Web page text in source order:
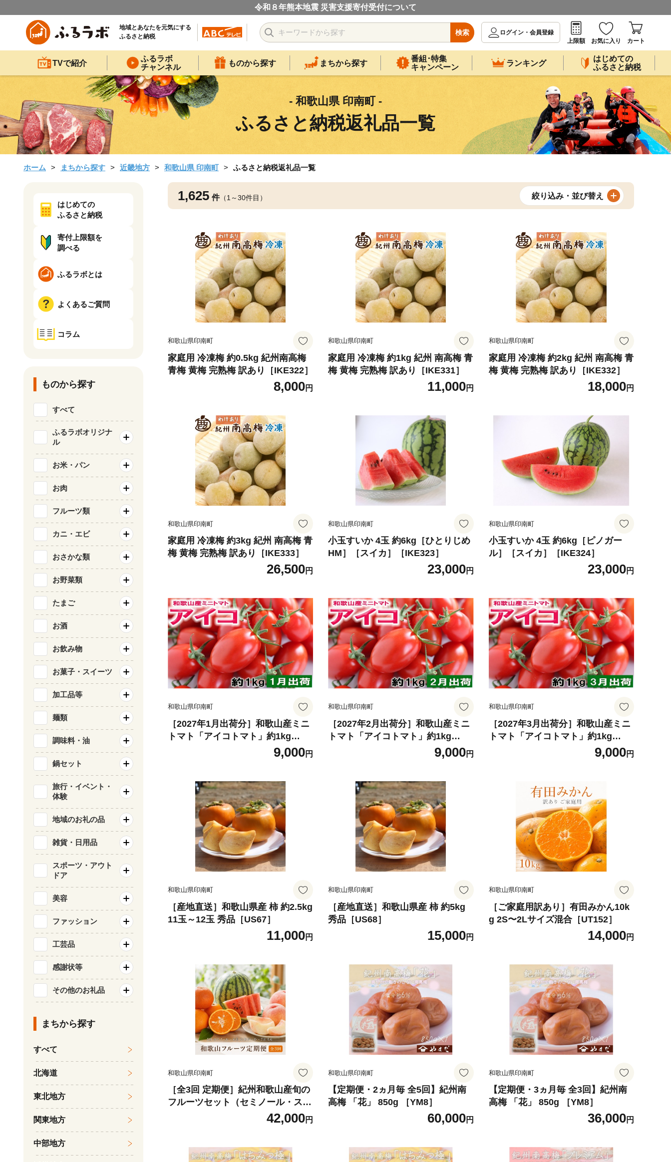
令和８年熊本地震 災害支援寄付受付について
地域とあなたを元気にする
ふるさと納税
検索
ログイン・会員登録
上限額
お気に入り カート
TVで紹介
ふるラボ
チャンネル
ものから探す まちから探す
番組･特集
キャンペーン
ランキング
はじめての
ふるさと納税
- 和歌山県 印南町 -
ふるさと納税返礼品一覧
ホーム まちから探す 近畿地方 和歌山県 印南町 ふるさと納税返礼品一覧
1,625 件（1～30件目） 絞り込み・並び替え
和歌山県印南町
家庭用 冷凍梅 約0.5kg 紀州南高梅
青梅 黄梅 完熟梅 訳あり［IKE322］
8,000円
和歌山県印南町
家庭用 冷凍梅 約1kg 紀州 南高梅 青
梅 黄梅 完熟梅 訳あり［IKE331］
11,000円
和歌山県印南町
家庭用 冷凍梅 約2kg 紀州 南高梅 青
梅 黄梅 完熟梅 訳あり［IKE332］
18,000円
和歌山県印南町
家庭用 冷凍梅 約3kg 紀州 南高梅 青
梅 黄梅 完熟梅 訳あり［IKE333］
26,500円
和歌山県印南町
小玉すいか 4玉 約6kg［ひとりじめ
HM］［スイカ］［IKE323］
23,000円
和歌山県印南町
小玉すいか 4玉 約6kg［ピノガー
ル］［スイカ］［IKE324］
23,000円
和歌山県印南町
［2027年1月出荷分］和歌山産ミニ
トマト「アイコトマト」約1kg
（M・Lサイズおまかせ） ［TM26
9,000円
和歌山県印南町
［2027年2月出荷分］和歌山産ミニ
トマト「アイコトマト」約1kg
（M・Lサイズおまかせ） ［TM26
9,000円
和歌山県印南町
［2027年3月出荷分］和歌山産ミニ
トマト「アイコトマト」約1kg
（M・Lサイズおまかせ） ［TM26
9,000円
和歌山県印南町
［産地直送］和歌山県産 柿 約2.5kg
11玉～12玉 秀品［US67］
11,000円
和歌山県印南町
［産地直送］和歌山県産 柿 約5kg
秀品［US68］
15,000円
和歌山県印南町
［ご家庭用訳あり］有田みかん10k
g 2S〜2Lサイズ混合［UT152］
14,000円
和歌山県印南町
［全3回 定期便］紀州和歌山産旬の
フルーツセット（セミノール・スイ
42,000円
和歌山県印南町
【定期便・2ヵ月毎 全5回】紀州南
高梅 「花」 850g ［YM8］
60,000円
和歌山県印南町
【定期便・3ヵ月毎 全3回】紀州南
高梅 「花」 850g ［YM8］
36,000円
はじめての
ふるさと納税
寄付上限額を
調べる
ふるラボとは
よくあるご質問
コラム
ものから探す
すべて
ふるラボオリジナ
ル
お米・パン
お肉
フルーツ類
カニ・エビ
おさかな類
お野菜類
たまご
お酒
お飲み物
お菓子・スイーツ
加工品等
麺類
調味料・油
鍋セット
旅行・イベント・
体験
地域のお礼の品
雑貨・日用品
スポーツ・アウト
ドア
美容
ファッション
工芸品
感謝状等
その他のお礼品
まちから探す
すべて
北海道
東北地方
関東地方
中部地方